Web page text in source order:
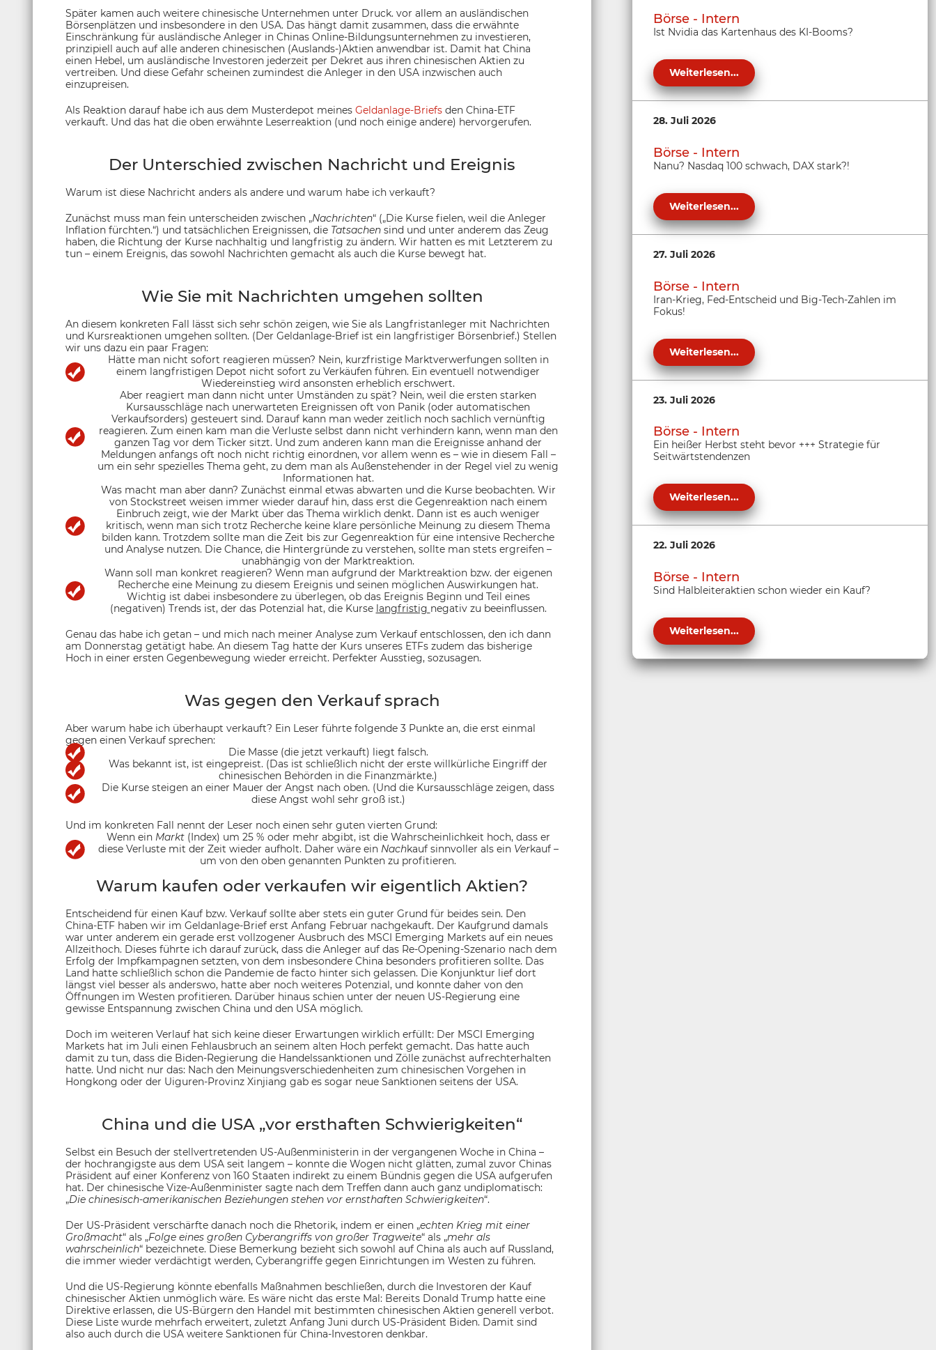
Später kamen auch weitere chinesische Unternehmen unter Druck. vor allem an ausländischen
Börsenplätzen und insbesondere in den USA. Das hängt damit zusammen, dass die erwähnte
Einschränkung für ausländische Anleger in Chinas Online-Bildungsunternehmen zu investieren,
prinzipiell auch auf alle anderen chinesischen (Auslands-)Aktien anwendbar ist. Damit hat China
einen Hebel, um ausländische Investoren jederzeit per Dekret aus ihren chinesischen Aktien zu
vertreiben. Und diese Gefahr scheinen zumindest die Anleger in den USA inzwischen auch
einzupreisen.
Als Reaktion darauf habe ich aus dem Musterdepot meines Geldanlage-Briefs den China-ETF
verkauft. Und das hat die oben erwähnte Leserreaktion (und noch einige andere) hervorgerufen.
Der Unterschied zwischen Nachricht und Ereignis
Warum ist diese Nachricht anders als andere und warum habe ich verkauft?
Zunächst muss man fein unterscheiden zwischen „Nachrichten“ („Die Kurse fielen, weil die Anleger
Inflation fürchten.“) und tatsächlichen Ereignissen, die Tatsachen sind und unter anderem das Zeug
haben, die Richtung der Kurse nachhaltig und langfristig zu ändern. Wir hatten es mit Letzterem zu
tun – einem Ereignis, das sowohl Nachrichten gemacht als auch die Kurse bewegt hat.
Wie Sie mit Nachrichten umgehen sollten
An diesem konkreten Fall lässt sich sehr schön zeigen, wie Sie als Langfristanleger mit Nachrichten
und Kursreaktionen umgehen sollten. (Der Geldanlage-Brief ist ein langfristiger Börsenbrief.) Stellen
wir uns dazu ein paar Fragen:
Hätte man nicht sofort reagieren müssen? Nein, kurzfristige Marktverwerfungen sollten in
einem langfristigen Depot nicht sofort zu Verkäufen führen. Ein eventuell notwendiger
Wiedereinstieg wird ansonsten erheblich erschwert.
Aber reagiert man dann nicht unter Umständen zu spät? Nein, weil die ersten starken
Kursausschläge nach unerwarteten Ereignissen oft von Panik (oder automatischen
Verkaufsorders) gesteuert sind. Darauf kann man weder zeitlich noch sachlich vernünftig
reagieren. Zum einen kam man die Verluste selbst dann nicht verhindern kann, wenn man den
ganzen Tag vor dem Ticker sitzt. Und zum anderen kann man die Ereignisse anhand der
Meldungen anfangs oft noch nicht richtig einordnen, vor allem wenn es – wie in diesem Fall –
um ein sehr spezielles Thema geht, zu dem man als Außenstehender in der Regel viel zu wenig
Informationen hat.
Was macht man aber dann? Zunächst einmal etwas abwarten und die Kurse beobachten. Wir
von Stockstreet weisen immer wieder darauf hin, dass erst die Gegenreaktion nach einem
Einbruch zeigt, wie der Markt über das Thema wirklich denkt. Dann ist es auch weniger
kritisch, wenn man sich trotz Recherche keine klare persönliche Meinung zu diesem Thema
bilden kann. Trotzdem sollte man die Zeit bis zur Gegenreaktion für eine intensive Recherche
und Analyse nutzen. Die Chance, die Hintergründe zu verstehen, sollte man stets ergreifen –
unabhängig von der Marktreaktion.
Wann soll man konkret reagieren? Wenn man aufgrund der Marktreaktion bzw. der eigenen
Recherche eine Meinung zu diesem Ereignis und seinen möglichen Auswirkungen hat.
Wichtig ist dabei insbesondere zu überlegen, ob das Ereignis Beginn und Teil eines
(negativen) Trends ist, der das Potenzial hat, die Kurse langfristig negativ zu beeinflussen.
Genau das habe ich getan – und mich nach meiner Analyse zum Verkauf entschlossen, den ich dann
am Donnerstag getätigt habe. An diesem Tag hatte der Kurs unseres ETFs zudem das bisherige
Hoch in einer ersten Gegenbewegung wieder erreicht. Perfekter Ausstieg, sozusagen.
Was gegen den Verkauf sprach
Aber warum habe ich überhaupt verkauft? Ein Leser führte folgende 3 Punkte an, die erst einmal
gegen einen Verkauf sprechen:
Die Masse (die jetzt verkauft) liegt falsch.
Was bekannt ist, ist eingepreist. (Das ist schließlich nicht der erste willkürliche Eingriff der
chinesischen Behörden in die Finanzmärkte.)
Die Kurse steigen an einer Mauer der Angst nach oben. (Und die Kursausschläge zeigen, dass
diese Angst wohl sehr groß ist.)
Und im konkreten Fall nennt der Leser noch einen sehr guten vierten Grund:
Wenn ein Markt(Index) um 25 % oder mehr abgibt, ist die Wahrscheinlichkeit hoch, dass er
diese Verluste mit der Zeit wieder aufholt. Daher wäre ein Nachkauf sinnvoller als ein Verkauf –
um von den oben genannten Punkten zu profitieren.
Warum kaufen oder verkaufen wir eigentlich Aktien?
Entscheidend für einen Kauf bzw. Verkauf sollte aber stets ein guter Grund für beides sein. Den
China-ETF haben wir im Geldanlage-Brief erst Anfang Februar nachgekauft. Der Kaufgrund damals
war unter anderem ein gerade erst vollzogener Ausbruch des MSCI Emerging Markets auf ein neues
Allzeithoch. Dieses führte ich darauf zurück, dass die Anleger auf das Re-Opening-Szenario nach dem
Erfolg der Impfkampagnen setzten, von dem insbesondere China besonders profitieren sollte. Das
Land hatte schließlich schon die Pandemie de facto hinter sich gelassen. Die Konjunktur lief dort
längst viel besser als anderswo, hatte aber noch weiteres Potenzial, und konnte daher von den
Öffnungen im Westen profitieren. Darüber hinaus schien unter der neuen US-Regierung eine
gewisse Entspannung zwischen China und den USA möglich.
Doch im weiteren Verlauf hat sich keine dieser Erwartungen wirklich erfüllt: Der MSCI Emerging
Markets hat im Juli einen Fehlausbruch an seinem alten Hoch perfekt gemacht. Das hatte auch
damit zu tun, dass die Biden-Regierung die Handelssanktionen und Zölle zunächst aufrechterhalten
hatte. Und nicht nur das: Nach den Meinungsverschiedenheiten zum chinesischen Vorgehen in
Hongkong oder der Uiguren-Provinz Xinjiang gab es sogar neue Sanktionen seitens der USA.
China und die USA „vor ersthaften Schwierigkeiten“
Selbst ein Besuch der stellvertretenden US-Außenministerin in der vergangenen Woche in China –
der hochrangigste aus dem USA seit langem – konnte die Wogen nicht glätten, zumal zuvor Chinas
Präsident auf einer Konferenz von 160 Staaten indirekt zu einem Bündnis gegen die USA aufgerufen
hat. Der chinesische Vize-Außenminister sagte nach dem Treffen dann auch ganz undiplomatisch:
„Die chinesisch-amerikanischen Beziehungen stehen vor ernsthaften Schwierigkeiten“.
Der US-Präsident verschärfte danach noch die Rhetorik, indem er einen „echten Krieg mit einer
Großmacht“ als „Folge eines großen Cyberangriffs von großer Tragweite“ als „mehr als
wahrscheinlich“ bezeichnete. Diese Bemerkung bezieht sich sowohl auf China als auch auf Russland,
die immer wieder verdächtigt werden, Cyberangriffe gegen Einrichtungen im Westen zu führen.
Und die US-Regierung könnte ebenfalls Maßnahmen beschließen, durch die Investoren der Kauf
chinesischer Aktien unmöglich wäre. Es wäre nicht das erste Mal: Bereits Donald Trump hatte eine
Direktive erlassen, die US-Bürgern den Handel mit bestimmten chinesischen Aktien generell verbot.
Diese Liste wurde mehrfach erweitert, zuletzt Anfang Juni durch US-Präsident Biden. Damit sind
also auch durch die USA weitere Sanktionen für China-Investoren denkbar.
Börse - Intern
Ist Nvidia das Kartenhaus des KI-Booms?
Weiterlesen...
28. Juli 2026
Börse - Intern
Nanu? Nasdaq 100 schwach, DAX stark?!
Weiterlesen...
27. Juli 2026
Börse - Intern
Iran-Krieg, Fed-Entscheid und Big-Tech-Zahlen im
Fokus!
Weiterlesen...
23. Juli 2026
Börse - Intern
Ein heißer Herbst steht bevor +++ Strategie für
Seitwärtstendenzen
Weiterlesen...
22. Juli 2026
Börse - Intern
Sind Halbleiteraktien schon wieder ein Kauf?
Weiterlesen...